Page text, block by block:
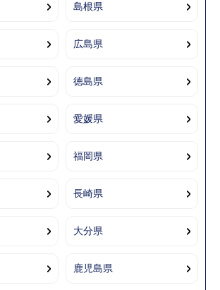
島根県
広島県
徳島県
愛媛県
福岡県
長崎県
大分県
鹿児島県